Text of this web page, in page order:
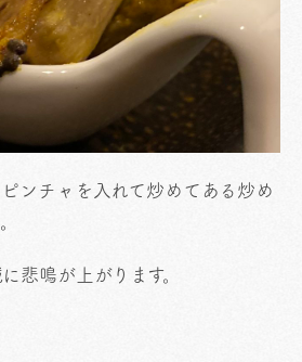
ンチャを入れて炒めてある炒め
悲鳴が上がります。